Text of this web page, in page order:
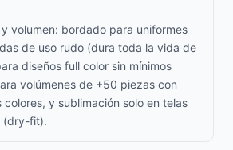
volumen: bordado para uniformes
de uso rudo (dura toda la vida de
diseños full color sin mínimos
volúmenes de +50 piezas con
y sublimación solo en telas
(dry-fit).